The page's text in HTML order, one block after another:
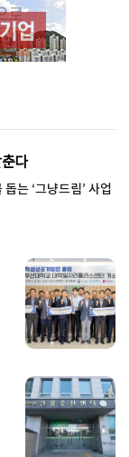
다
는 ‘그냥드림’ 사업